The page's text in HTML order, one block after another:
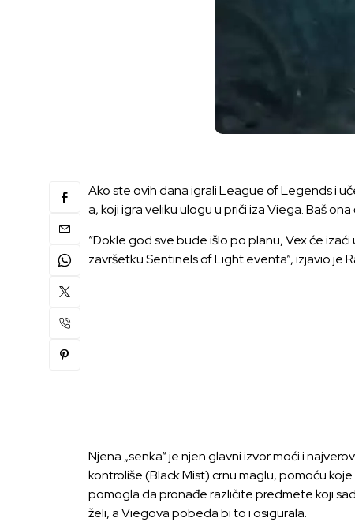
Ako ste ovih dana igrali League of Legends i
a, koji igra veliku ulogu u priči iza Viega. Baš
”Dokle god sve bude išlo po planu, Vex će
završetku Sentinels of Light eventa”, izjavio je
Njena „senka“ je njen glavni izvor moći i
kontroliše (Black Mist) crnu maglu, pomoću
pomogla da pronađe različite predmete koji
želi, a Viegova pobeda bi to i osigurala.